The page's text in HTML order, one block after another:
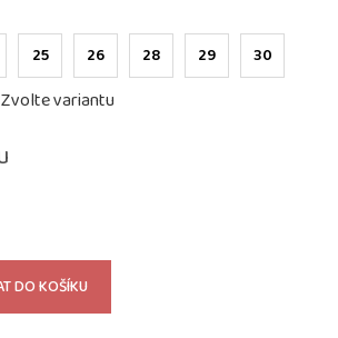
25 26 28 29 30
Zvolte variantu
DO KOŠÍKU